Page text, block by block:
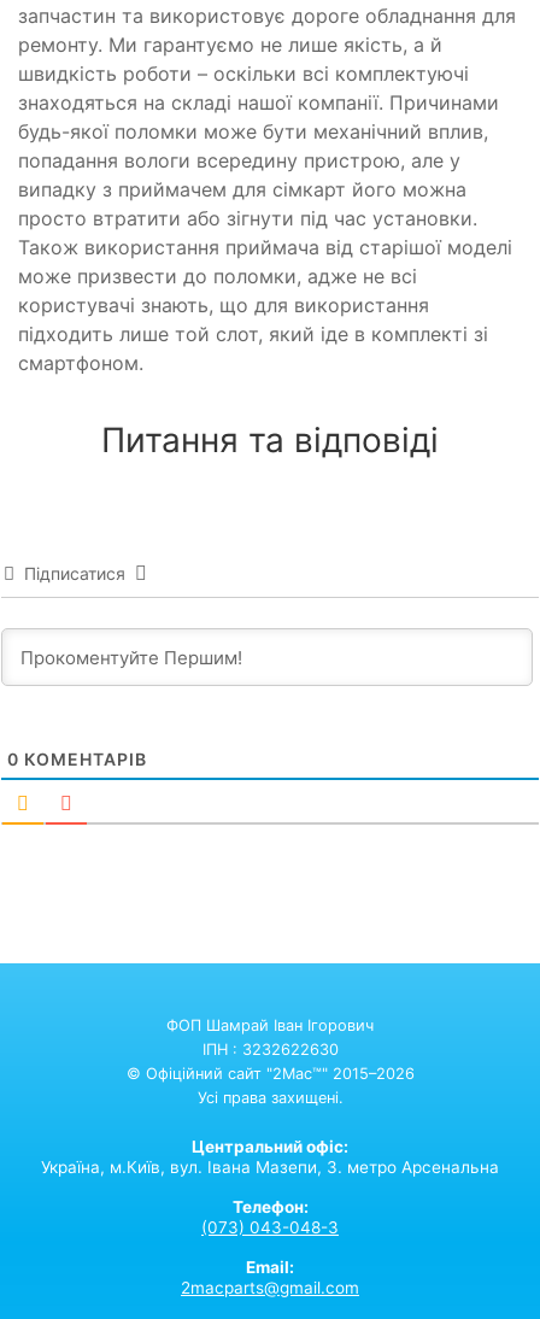
запчастин та використовує дороге обладнання для
ремонту. Ми гарантуємо не лише якість, а й
швидкість роботи – оскільки всі комплектуючі
знаходяться на складі нашої компанії. Причинами
будь-якої поломки може бути механічний вплив,
попадання вологи всередину пристрою, але у
випадку з приймачем для сімкарт його можна
просто втратити або зігнути під час установки.
Також використання приймача від старішої моделі
може призвести до поломки, адже не всі
користувачі знають, що для використання
підходить лише той слот, який іде в комплекті зі
смартфоном.
Питання та відповіді
Підписатися
0 КОМЕНТАРІВ
ФОП Шамрай Іван Ігорович
ІПН : 3232622630
© Офіційний сайт "2Mac™" 2015–2026
Усі права захищені.
Центральний офіс:
Україна, м.Київ, вул. Івана Мазепи, 3. метро Арсенальна
Телефон:
(073) 043-048-3
Email:
2macparts@gmail.com